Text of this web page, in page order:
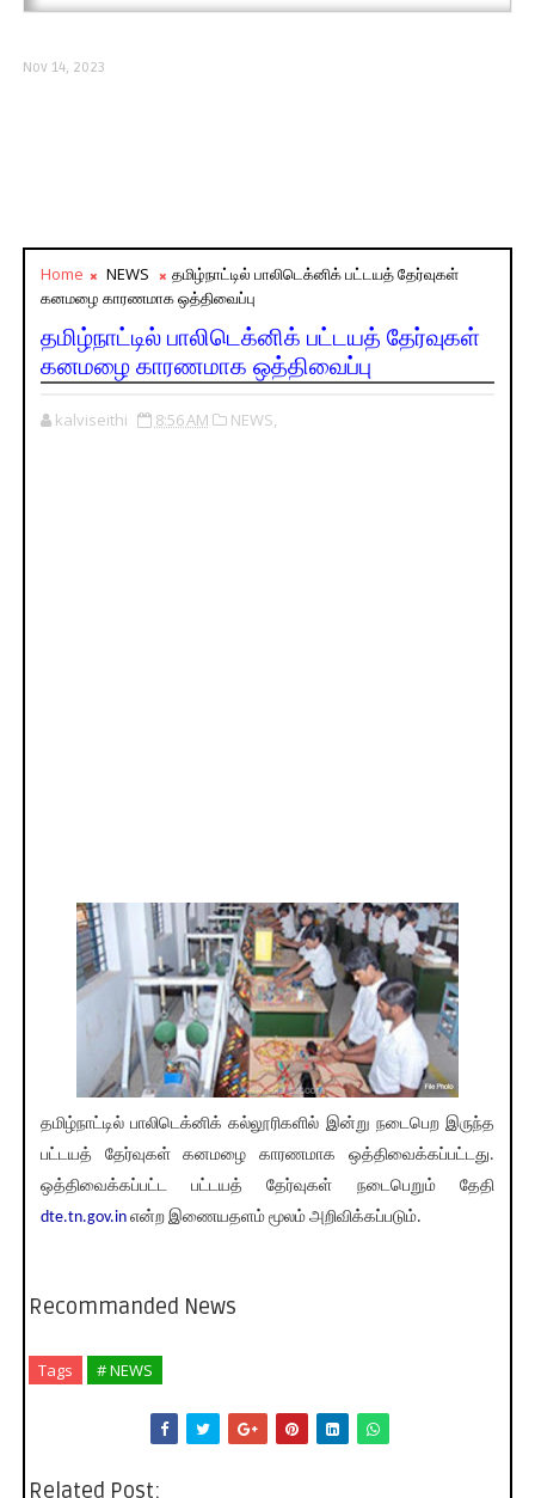
Nov 14, 2023
Home NEWS
தமிழ்நாட்டில் பாலிடெக்னிக் பட்டயத் தேர்வுகள்
கனமழை காரணமாக ஒத்திவைப்பு
தமிழ்நாட்டில் பாலிடெக்னிக் பட்டயத் தேர்வுகள்
கனமழை காரணமாக ஒத்திவைப்பு
kalviseithi 8:56 AM NEWS,
தமிழ்நாட்டில் பாலிடெக்னிக் கல்லூரிகளில் இன்று நடைபெற இருந்த
பட்டயத் தேர்வுகள் கனமழை காரணமாக ஒத்திவைக்கப்பட்டது.
ஒத்திவைக்கப்பட்ட பட்டயத் தேர்வுகள் நடைபெறும் தேதி
dte.tn.gov.inஎன்ற இணையதளம் மூலம் அறிவிக்கப்படும்.
Recommanded News
Tags # NEWS
Related Post: